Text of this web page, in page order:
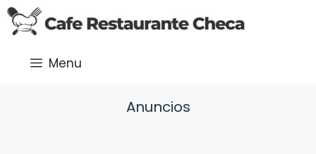
Saltar
al
Menu
Anuncios